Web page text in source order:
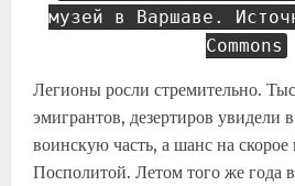
музей в Варшаве.
Commons
Легионы росли стремительно.
эмигрантов, дезертиров увидели
воинскую часть, а шанс на
Посполитой. Летом того же года